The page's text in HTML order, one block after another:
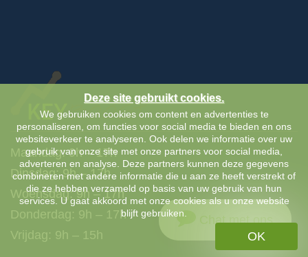
Maandag: 9h – 17h
Dinsdag: 9h – 17h
Woensdag: 9h – 17h
Donderdag: 9h – 17h
Vrijdag: 9h – 15h
Chat met ons
Deze site gebruikt cookies.
We gebruiken cookies om content en advertenties te
personaliseren, om functies voor social media te bieden en ons
websiteverkeer te analyseren. Ook delen we informatie over uw
gebruik van onze site met onze partners voor social media,
adverteren en analyse. Deze partners kunnen deze gegevens
combineren met andere informatie die u aan ze heeft verstrekt of
die ze hebben verzameld op basis van uw gebruik van hun
services. U gaat akkoord met onze cookies als u onze website
blijft gebruiken.
OK